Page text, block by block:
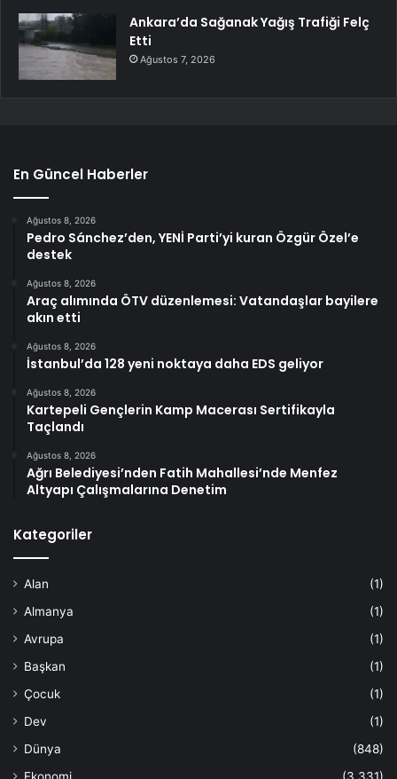
Ankara’da Sağanak Yağış Trafiği Felç
Etti
Ağustos 7, 2026
En Güncel Haberler
Ağustos 8, 2026
Pedro Sánchez’den, YENİ Parti’yi kuran Özgür Özel’e
destek
Ağustos 8, 2026
Araç alımında ÖTV düzenlemesi: Vatandaşlar bayilere
akın etti
Ağustos 8, 2026
İstanbul’da 128 yeni noktaya daha EDS geliyor
Ağustos 8, 2026
Kartepeli Gençlerin Kamp Macerası Sertifikayla
Taçlandı
Ağustos 8, 2026
Ağrı Belediyesi’nden Fatih Mahallesi’nde Menfez
Altyapı Çalışmalarına Denetim
Kategoriler
Alan
(1)
Almanya
(1)
Avrupa
(1)
Başkan
(1)
Çocuk
(1)
Dev
(1)
Dünya
(848)
Ekonomi
(3.331)